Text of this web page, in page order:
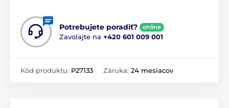
Potrebujete poradiť? online
Zavolajte na +420 601 009 001
Kód produktu: P27133 Záruka: 24 mesiacov